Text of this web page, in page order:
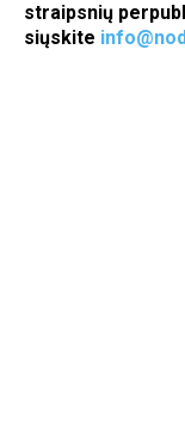
straipsnių
siųskite